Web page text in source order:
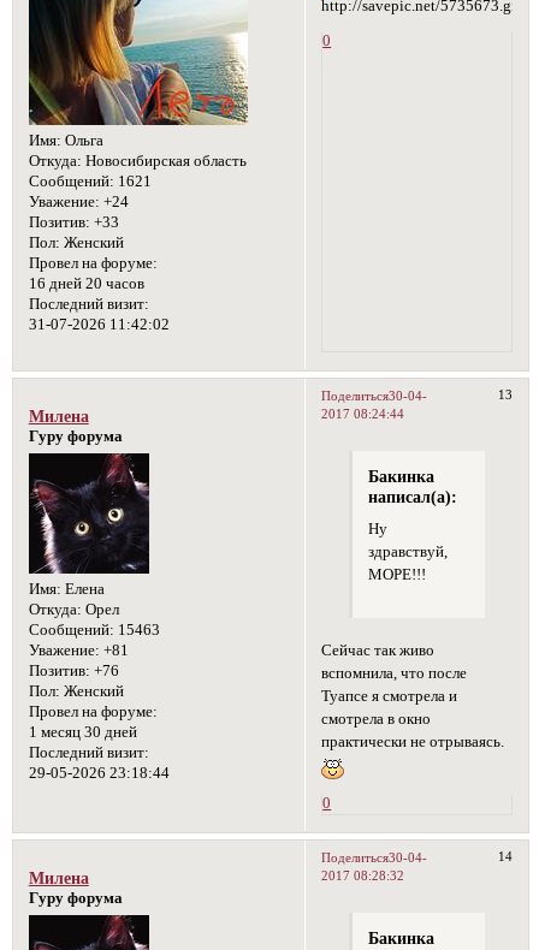
Имя: Ольга
Откуда: Новосибирская область
Сообщений: 1621
Уважение: +24
Позитив: +33
Пол: Женский
Провел на форуме:
16 дней 20 часов
Последний визит:
31-07-2026 11:42:02
0
Поделиться 13
30-04-
2017 08:24:44
Милена
Гуру форума
Имя: Елена
Откуда: Орел
Сообщений: 15463
Уважение: +81
Позитив: +76
Пол: Женский
Провел на форуме:
1 месяц 30 дней
Последний визит:
29-05-2026 23:18:44
Бакинка
написал(а):
Ну
здравствуй,
МОРЕ!!!
Сейчас так живо
вспомнила, что после
Туапсе я смотрела и
смотрела в окно
практически не отрываясь.
0
Поделиться 14
30-04-
2017 08:28:32
Милена
Гуру форума
Бакинка